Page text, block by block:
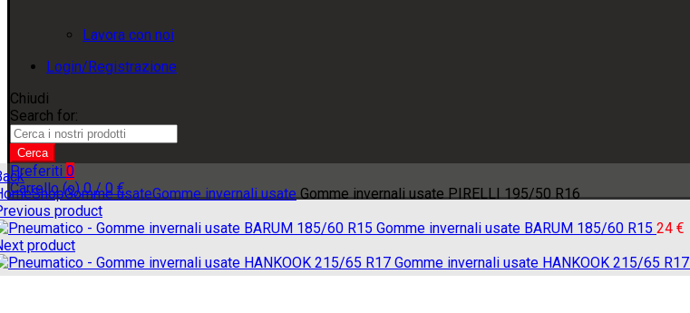
Lavora con noi
Login/Registrazione
Chiudi
Search for:
Cerca
Preferiti 0
Carrello (o) 0 / 0 €
ShopGomme usateGomme invernali usateGomme invernali usate PIRELLI 195/50 R16
product
Gomme invernali usate BARUM 185/60 R15 24 €
product
Gomme invernali usate HANKOOK 215/65 R17